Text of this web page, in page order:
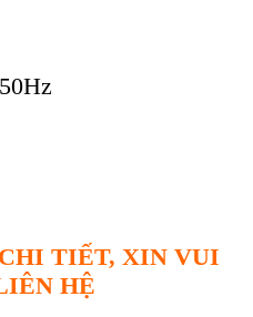
TIẾT, XIN VUI
HỆ